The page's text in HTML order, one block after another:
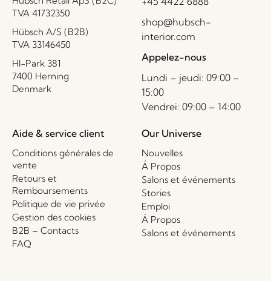
TVA 41732350
Hübsch A/S (B2B)
TVA 33146450
HI-Park 381
7400 Herning
Denmark
shop@hubsch-
interior.com
Appelez-nous
Lundi – jeudi: 09:00 –
15:00
Vendrei: 09:00 – 14:00
Aide & service client
Conditions générales de
vente
Retours et
Remboursements
Politique de vie privée
Gestion des cookies
B2B – Contacts
FAQ
Our Universe
Nouvelles
Á Propos
Salons et événements
Stories
Emploi
Á Propos
Salons et événements